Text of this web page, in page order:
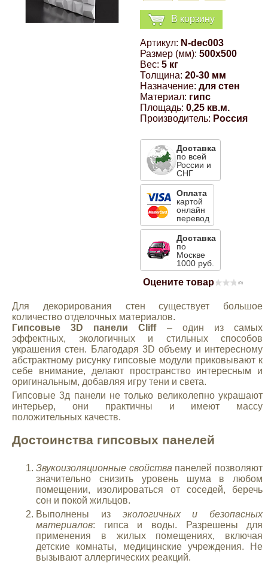
В корзину
Артикул: N-dec003
Размер (мм): 500x500
Вес: 5 кг
Толщина: 20-30 мм
Назначение: для стен
Материал: гипс
Площадь: 0,25 кв.м.
Производитель: Россия
Доставка
по всей
России и
СНГ
Оплата
картой
онлайн
перевод
Доставка
по
Москве
1000 руб.
Оцените товар (0)
Для декорирования стен существует большое
количество отделочных материалов.
Гипсовые 3D панели Cliff– один из самых
эффектных, экологичных и стильных способов
украшения стен. Благодаря 3D объему и интересному
абстрактному рисунку гипсовые модули приковывают к
себе внимание, делают пространство интересным и
оригинальным, добавляя игру тени и света.
Гипсовые 3д панели не только великолепно украшают
интерьер, они практичны и имеют массу
положительных качеств.
Достоинства гипсовых панелей
Звукоизоляционные свойства панелей позволяют
значительно снизить уровень шума в любом
помещении, изолироваться от соседей, беречь
сон и покой жильцов.
Выполнены из экологичных и безопасных
материалов: гипса и воды. Разрешены для
применения в жилых помещениях, включая
детские комнаты, медицинские учреждения. Не
вызывают аллергических реакций.
Компрессионные фитинги Poliext
Opel
Renault
Suzuki
Toyota
Дополнительные товары
Эмали универсальные акриловые
Магнитные панели на холодильник